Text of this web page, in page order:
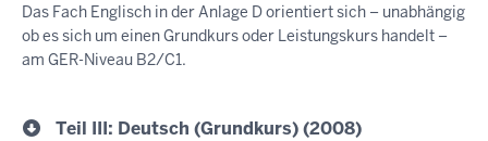
Das Fach Englisch in der Anlage D orientiert sich – unabhängig
ob es sich um einen Grundkurs oder Leistungskurs handelt –
am GER-Niveau B2/C1.
Teil III: Deutsch (Grundkurs) (2008)